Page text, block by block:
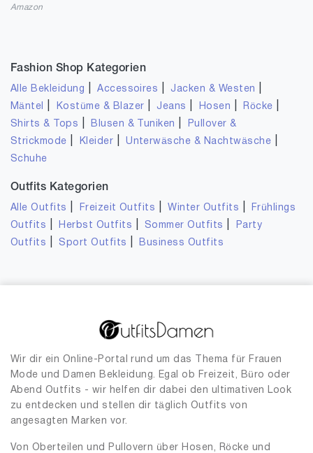
Amazon
Fashion Shop Kategorien
Alle Bekleidung |Accessoires Jacken & Westen
Mäntel Kostüme & Blazer Jeans Hosen Röcke
Shirts & Tops Blusen & Tuniken
Pullover &
Strickmode
Kleider |Unterwäsche & Nachtwäsche
Schuhe
Outfits Kategorien
Alle Outfits Freizeit Outfits |Winter Outfits
Frühlings
Outfits
Herbst Outfits Sommer Outfits
Party
Outfits
Sport Outfits Business Outfits
Wir dir ein Online-Portal rund um das Thema für Frauen
Mode und Damen Bekleidung. Egal ob Freizeit, Büro oder
Abend Outfits - wir helfen dir dabei den ultimativen Look
zu entdecken und stellen dir täglich Outfits von
angesagten Marken vor.
Von Oberteilen und Pullovern über Hosen, Röcke und